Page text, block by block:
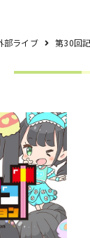
部ライブ 第30回